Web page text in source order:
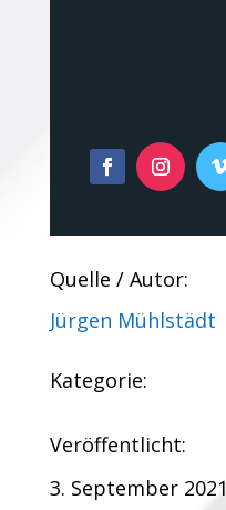
Quelle / Autor:
Jürgen Mühlstädt
Kategorie:
Veröffentlicht:
3. September 2021